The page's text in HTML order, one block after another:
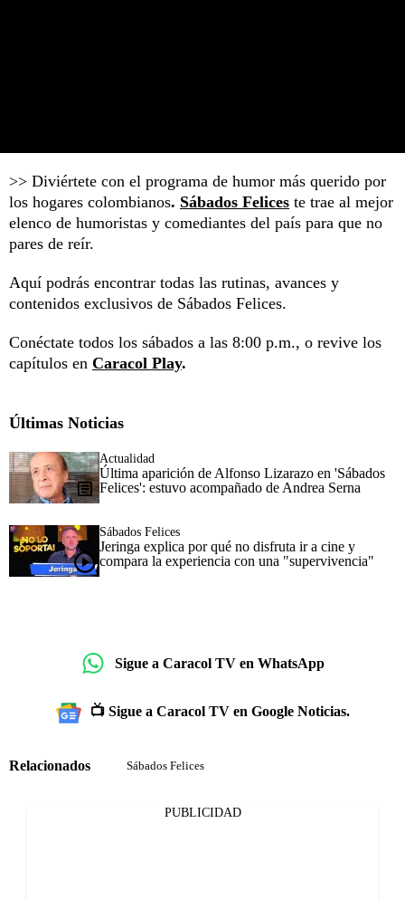
>> Diviértete con el programa de humor más querido por
los hogares colombianos. Sábados Felices te trae al mejor
elenco de humoristas y comediantes del país para que no
pares de reír.
Aquí podrás encontrar todas las rutinas, avances y
contenidos exclusivos de Sábados Felices.
Conéctate todos los sábados a las 8:00 p.m., o revive los
capítulos en Caracol Play.
Últimas Noticias
Actualidad
Última aparición de Alfonso Lizarazo en 'Sábados
Felices': estuvo acompañado de Andrea Serna
Sábados Felices
Jeringa explica por qué no disfruta ir a cine y
compara la experiencia con una "supervivencia"
Sigue a Caracol TV en WhatsApp
📺 Sigue a Caracol TV en Google Noticias.
Relacionados Sábados Felices
PUBLICIDAD